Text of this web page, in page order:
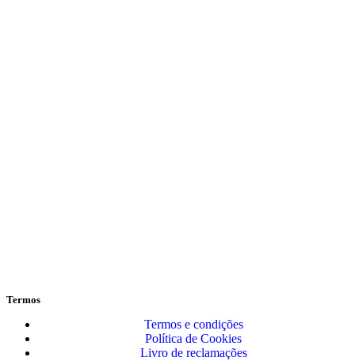
Termos
Termos e condições
Política de Cookies
Livro de reclamações